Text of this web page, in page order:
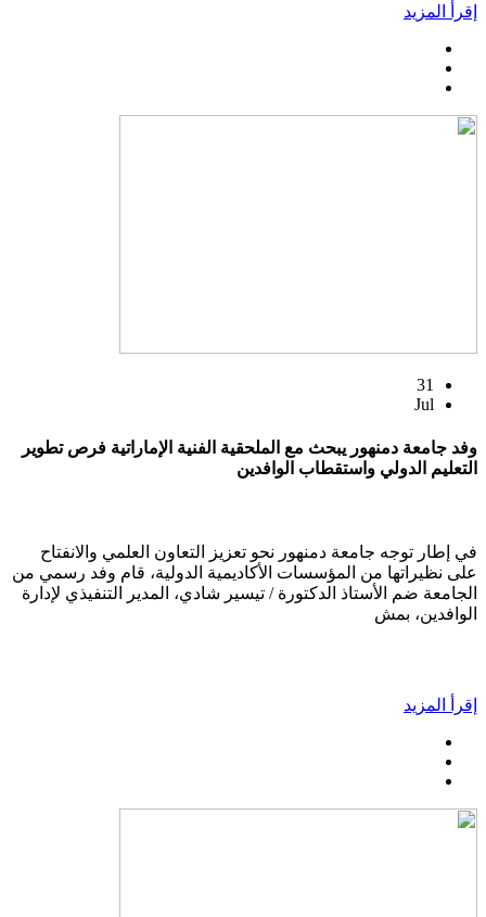
إقرأ المزيد
31
Jul
وفد جامعة دمنهور يبحث مع الملحقية الفنية الإماراتية فرص تطوير
التعليم الدولي واستقطاب الوافدين
في إطار توجه جامعة دمنهور نحو تعزيز التعاون العلمي والانفتاح
على نظيراتها من المؤسسات الأكاديمية الدولية، قام وفد رسمي من
الجامعة ضم الأستاذ الدكتورة / تيسير شادي، المدير التنفيذي لإدارة
الوافدين، بمش
إقرأ المزيد